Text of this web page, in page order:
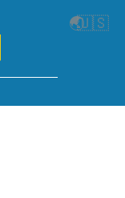
🌏🇺🇸